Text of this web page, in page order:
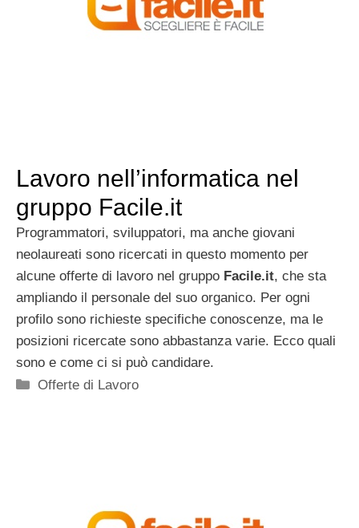
Lavoro nell’informatica nel
gruppo Facile.it
Programmatori, sviluppatori, ma anche giovani
neolaureati sono ricercati in questo momento per
alcune offerte di lavoro nel gruppo Facile.it, che sta
ampliando il personale del suo organico. Per ogni
profilo sono richieste specifiche conoscenze, ma le
posizioni ricercate sono abbastanza varie. Ecco quali
sono e come ci si può candidare.
Categorie
Offerte di Lavoro